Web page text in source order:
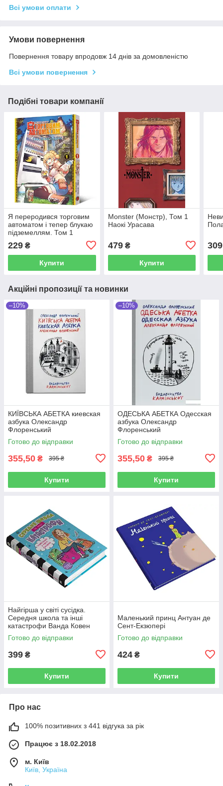
Всі умови оплати
Умови повернення
Повернення товару впродовж 14 днів за домовленістю
Всі умови повернення
Подібні товари компанії
Я переродився торговим
автоматом і тепер блукаю
підземеллям. Том 1
229 ₴
Купити
Monster (Монстр), Том 1
Наокі Урасава
479₴
Купити
309
Акційні пропозиції та новинки
–10%
КИЇВСЬКА АБЕТКА киевская
азбука Олександр
Флоренський
Готово до відправки
355,50 ₴ 395 ₴
Купити
–10%
ОДЕСЬКА АБЕТКА Одесская
азбука Олександр
Флоренський
Готово до відправки
355,50 ₴ 395 ₴
Купити
Найгірша у світі сусідка.
Середня школа та інші
катастрофи Ванда Ковен
Готово до відправки
399 ₴
Купити
Маленький принц Антуан де
Сент-Екзюпері
Готово до відправки
424 ₴
Купити
Про нас
100% позитивних з 441 відгука за рік
Працює з 18.02.2018
м. Київ
Київ, Україна